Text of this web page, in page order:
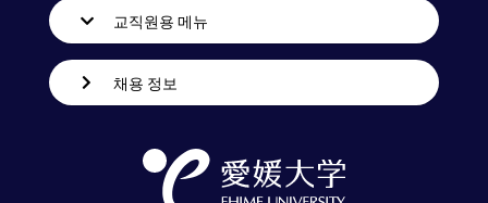
교직원용 메뉴
채용 정보